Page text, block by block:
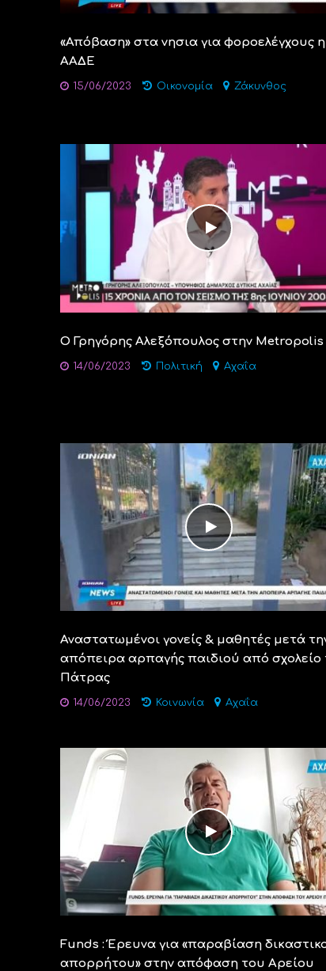
«Απόβαση» στα νησια για φοροελέγχους η
ΑΑΔΕ
15/06/2023 Οικονομία Ζάκυνθος
Ο Γρηγόρης Αλεξόπουλος στην Metropolis
14/06/2023 Πολιτική Αχαΐα
Αναστατωμένοι γονείς & μαθητές μετά
απόπειρα αρπαγής παιδιού από σχολείο
Πάτρας
14/06/2023 Κοινωνία Αχαΐα
Funds : Έρευνα για «παραβίαση
απορρήτου» στην απόφαση του Αρείου